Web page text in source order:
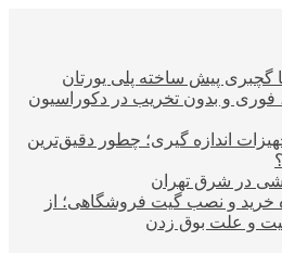
گچبری پیش ساخته پلی یورتان
و بدون تخریب در دکوراسیون
اندازه گیری؛ چطور دقیق‌ترین
در شرق تهران
خرید و نصب گیت فروشگاهی؛ از
و علت بوق زدن